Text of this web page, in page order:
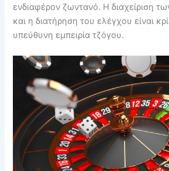
ενδιαφέρον ζωντανό. Η διαχείριση
και η διατήρηση του ελέγχου είναι
υπεύθυνη εμπειρία τζόγου.